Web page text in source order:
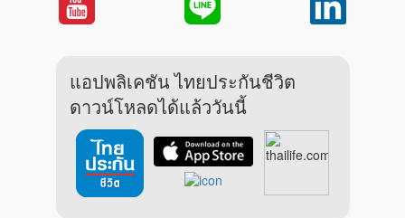
แอปพลิเคชัน ไทยประกันชีวิต
ดาวน์โหลดได้แล้ววันนี้